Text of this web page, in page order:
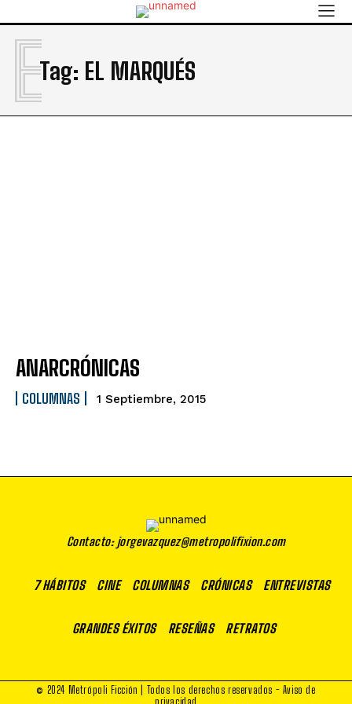
Tag: EL MARQUÉS
E
ANARCRÓNICAS
COLUMNAS 1 Septiembre, 2015
Contacto: jorgevazquez@metropolifixion.com
7 HÁBITOS CINE COLUMNAS CRÓNICAS ENTREVISTAS
GRANDES ÉXITOS RESEÑAS RETRATOS
© 2024 Metrópoli Ficción | Todos los derechos reservados - Aviso de
privacidad